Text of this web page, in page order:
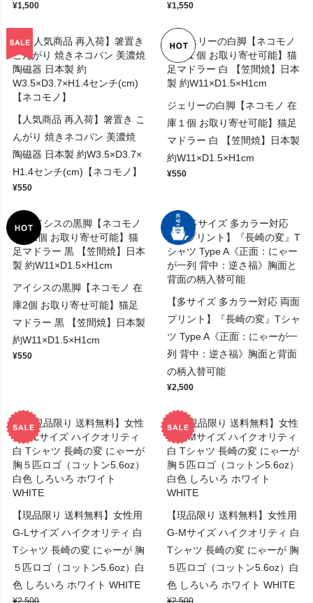
¥1,500 ¥1,550
【人気商品 再入荷】箸置き こ
んがり 焼きネコパン 美濃焼
陶磁器 日本製 約W3.5×D3.7×
H1.4センチ(cm)【ネコモノ】
¥550
ジェリーの白脚【ネコモノ 在
庫１個 お取り寄せ可能】猫足
マドラー 白 【笠間焼】日本製
約W11×D1.5×H1cm
¥550
アイシスの黒脚【ネコモノ 在
庫2個 お取り寄せ可能】猫足
マドラー 黒 【笠間焼】日本製
約W11×D1.5×H1cm
¥550
【多サイズ 多カラー対応 両面
プリント】『長崎の変』Tシャ
ツ Type A《正面：にゃーが一
列 背中：逆さ福》胸面と背面
の柄入替可能
¥2,500
【現品限り 送料無料】女性用
G-Lサイズ ハイクオリティ 白
Tシャツ 長崎の変 にゃーが 胸
５匹ロゴ（コットン5.6oz）白
色 しろいろ ホワイト WHITE
¥2,500
【現品限り 送料無料】女性用
G-Mサイズ ハイクオリティ 白
Tシャツ 長崎の変 にゃーが 胸
５匹ロゴ（コットン5.6oz）白
色 しろいろ ホワイト WHITE
¥2,500